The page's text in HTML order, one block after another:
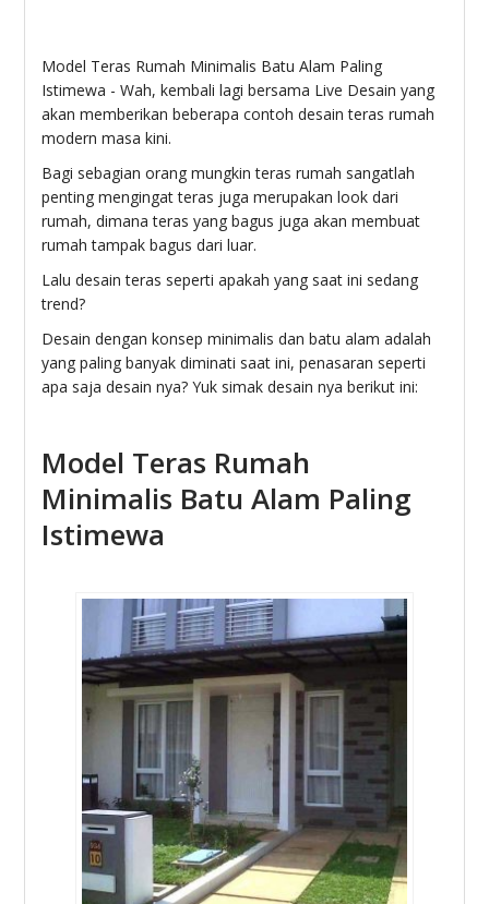
Model Teras Rumah Minimalis Batu Alam Paling
Istimewa - Wah, kembali lagi bersama Live Desain yang
akan memberikan beberapa contoh desain teras rumah
modern masa kini.
Bagi sebagian orang mungkin teras rumah sangatlah
penting mengingat teras juga merupakan look dari
rumah, dimana teras yang bagus juga akan membuat
rumah tampak bagus dari luar.
Lalu desain teras seperti apakah yang saat ini sedang
trend?
Desain dengan konsep minimalis dan batu alam adalah
yang paling banyak diminati saat ini, penasaran seperti
apa saja desain nya? Yuk simak desain nya berikut ini:
Model Teras Rumah
Minimalis Batu Alam Paling
Istimewa